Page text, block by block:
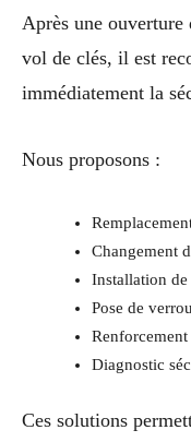
Après une ouverture
vol de clés, il est
immédiatement la
Nous proposons :
Changement
Installation
Pose de
Renforcement
Diagnostic
Ces solutions